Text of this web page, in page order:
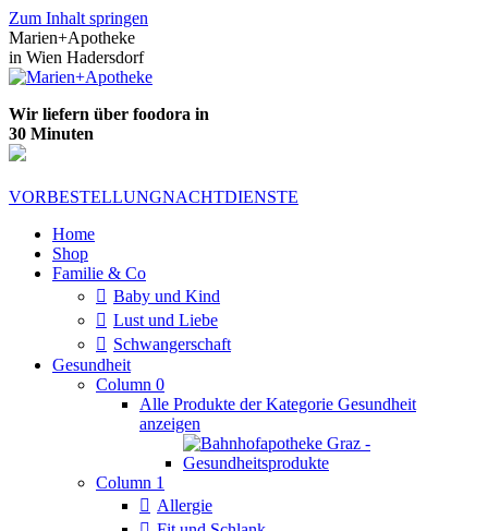
Zum Inhalt springen
Marien+Apotheke
in Wien Hadersdorf
Wir liefern über foodora in
30 Minuten
VORBESTELLUNGNACHTDIENSTE
Home
Shop
Familie & Co
Baby und Kind
Lust und Liebe
Schwangerschaft
Gesundheit
Column 0
Alle Produkte der Kategorie Gesundheit
anzeigen
Column 1
Allergie